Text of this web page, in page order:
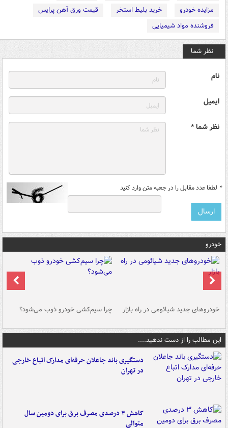
مزایده خودرو
خرید بلیط استخر
قیمت ورق آهن پرایس
فروشنده مواد شیمیایی
نظر شما
نام
ایمیل
نظر شما *
* لطفا عدد مقابل را در جعبه متن وارد کنید
خودرو
خودروهای جدید شیائومی در راه بازار چرا سیم‌کشی خودرو ذوب می‌شود؟
این مطالب را از دست ندهید....
دستگیری باند جاعلان حرفه‌ای مدارک اتباع خارجی
در تهران
کاهش ۳ درصدی مصرف برق برای دومین سال
متوالی